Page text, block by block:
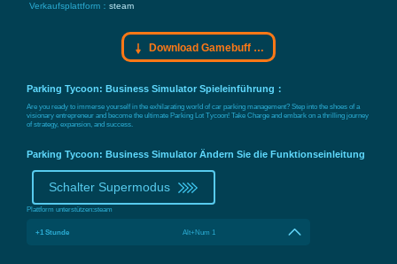
Verkaufsplattform： steam
Download Gamebuff Trainer
Parking Tycoon: Business Simulator Spieleinführung：
Are you ready to immerse yourself in the exhilarating world of car parking management? Step into the shoes of a
visionary entrepreneur and become the ultimate Parking Lot Tycoon! Take Charge and embark on a thrilling journey
of strategy, expansion, and success.
Parking Tycoon: Business Simulator Ändern Sie die Funktionseinleitung
Schalter Supermodus
Plattform unterstützen:steam
+1 Stunde Alt+Num 1